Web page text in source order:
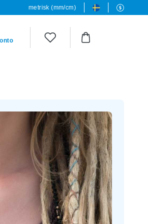
metrisk (mm/cm)